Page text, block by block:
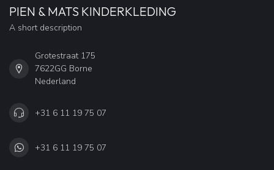
PIEN & MATS KINDERKLEDING
A short description
Grotestraat 175
7622GG Borne
Nederland
+31 6 11 19 75 07
+31 6 11 19 75 07